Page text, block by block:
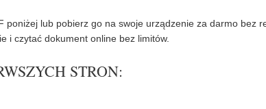
lub pobierz go na swoje urządzenie za darmo bez
i czytać dokument online bez limitów.
STRON: